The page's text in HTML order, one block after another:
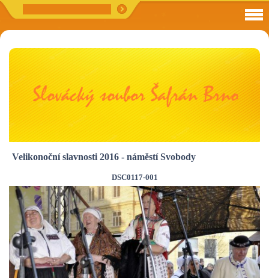
Velikonoční slavnosti 2016 - náměstí Svobody
DSC0117-001